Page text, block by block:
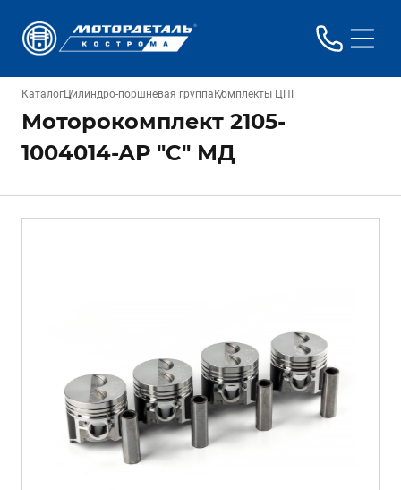
КаталогЦилиндро-поршневая группа Комплекты ЦПГ
Моторокомплект 2105-
1004014-АР "C" МД